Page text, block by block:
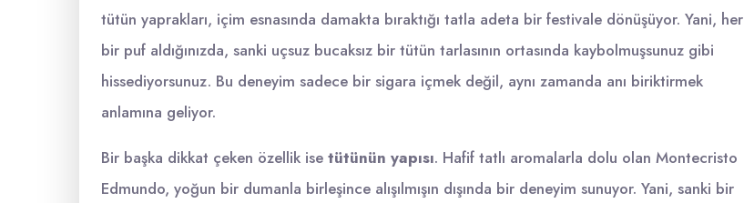
tütün yaprakları, içim esnasında damakta bıraktığı tatla adeta bir festivale dönüşüyor. Yani, her
bir puf aldığınızda, sanki uçsuz bucaksız bir tütün tarlasının ortasında kaybolmuşsunuz gibi
hissediyorsunuz. Bu deneyim sadece bir sigara içmek değil, aynı zamanda anı biriktirmek
anlamına geliyor.
Bir başka dikkat çeken özellik ise tütünün yapısı. Hafif tatlı aromalarla dolu olan Montecristo
Edmundo, yoğun bir dumanla birleşince alışılmışın dışında bir deneyim sunuyor. Yani, sanki bir